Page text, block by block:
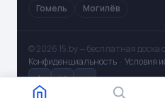
Гомель
Могилёв
© 2026 15.by — бесплатная доска
Конфиденциальность · Условия
✈ V ◻